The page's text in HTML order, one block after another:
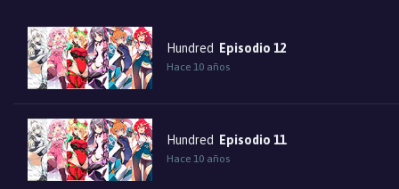
Hundred Episodio 12
Hace 10 años
Hundred Episodio 11
Hace 10 años